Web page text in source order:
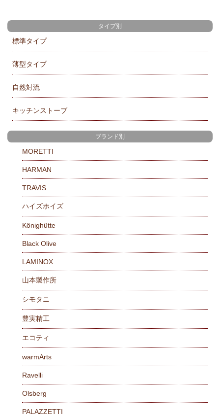
タイプ別
標準タイプ
薄型タイプ
自然対流
キッチンストーブ
ブランド別
MORETTI
HARMAN
TRAVIS
ハイズホイズ
Könighütte
Black Olive
LAMINOX
山本製作所
シモタニ
豊実精工
エコティ
warmArts
Ravelli
Olsberg
PALAZZETTI